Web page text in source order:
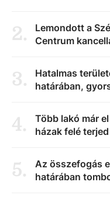
2.
Lemondott a
Centrum
3.
Hatalmas
határában,
4.
Több lakó már
házak felé
5.
Az összefogás
határában